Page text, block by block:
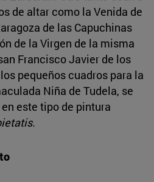
de altar como la Venida de
de las Capuchinas
de la Virgen de la misma
Francisco Javier de los
pequeños cuadros para la
Niña de Tudela, se
este tipo de pintura